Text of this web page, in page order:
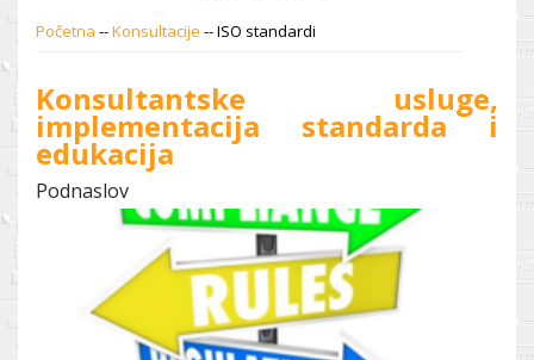
Početna --Konsultacije --ISO standardi
Konsultantske usluge,
implementacija standarda i
edukacija
Podnaslov